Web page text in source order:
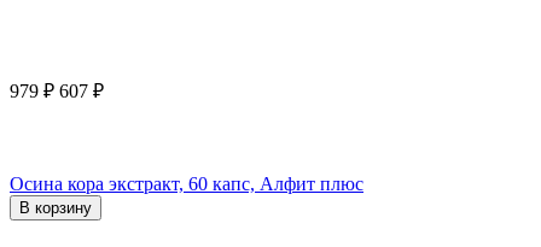
979 ₽ 607 ₽
Осина кора экстракт, 60 капс, Алфит плюс
В корзину